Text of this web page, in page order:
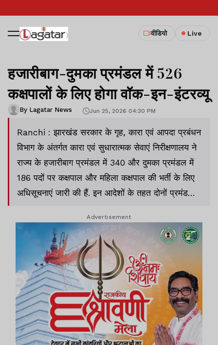
वीडियो Live
हजारीबाग-दुमका प्रमंडल में 526
कक्षपालों के लिए होगा वॉक-इन-इंटरव्यू
By Lagatar News Jun 25, 2026 04:30 PM
Ranchi : झारखंड सरकार के गृह, कारा एवं आपदा प्रबंधन
विभाग के अंतर्गत कारा एवं सुधारात्मक सेवाएं निरीक्षणालय ने
राज्य के हजारीबाग प्रमंडल में 340 और दुमका प्रमंडल में
186 पदों पर कक्षपाल और महिला कक्षपाल की भर्ती के लिए
अधिसूचनाएं जारी की हैं. इन आदेशों के तहत दोनों प्रमंडलों
अर्द्धसैनिक बलों के जवानों की संविदा (अनुबंध) के आधार पर
नियुक्ति की जाएगी.
Advertisement